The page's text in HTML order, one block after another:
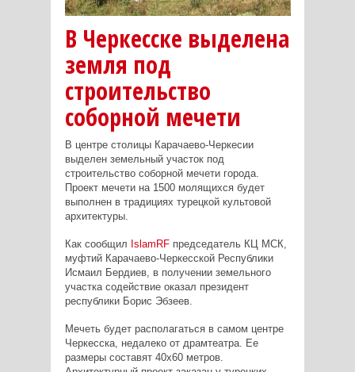
В Черкесске выделена
земля под
строительство
соборной мечети
В центре столицы Карачаево-Черкесии
выделен земельный участок под
строительство соборной мечети города.
Проект мечети на 1500 молящихся будет
выполнен в традициях турецкой культовой
архитектуры.
Как сообщил IslamRFпредседатель КЦ МСК,
муфтий Карачаево-Черкесской Республики
Исмаил Бердиев, в получении земельного
участка содействие оказал президент
республики Борис Эбзеев.
Мечеть будет располагаться в самом центре
Черкесска, недалеко от драмтеатра. Ее
размеры составят 40х60 метров.